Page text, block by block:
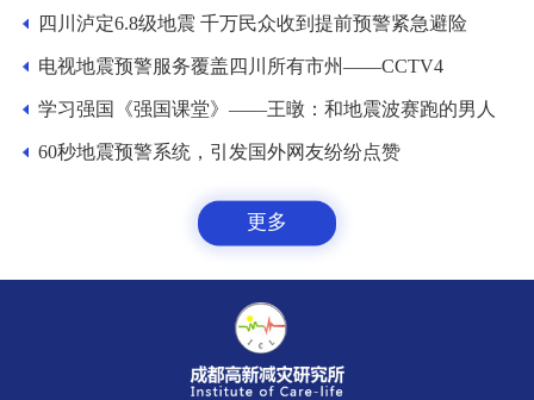
四川泸定6.8级地震 千万民众收到提前预警紧急避险
电视地震预警服务覆盖四川所有市州——CCTV4
学习强国《强国课堂》——王暾：和地震波赛跑的男人
60秒地震预警系统，引发国外网友纷纷点赞
更多